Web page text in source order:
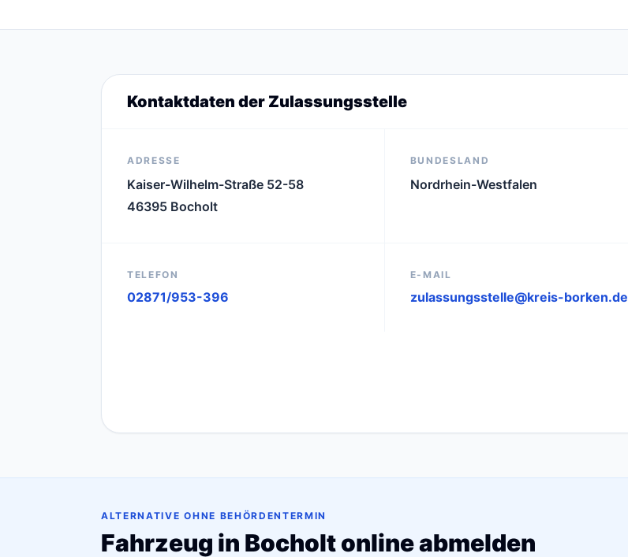
Kontaktdaten der Zulassungsstelle
ADRESSE
Kaiser-Wilhelm-Straße 52-58
46395 Bocholt
BUNDESLAND
Nordrhein-Westfalen
TELEFON
02871/953-396
E-MAIL
zulassungsstelle@kreis-borken.de
ALTERNATIVE OHNE BEHÖRDENTERMIN
Fahrzeug in Bocholt online abmelden